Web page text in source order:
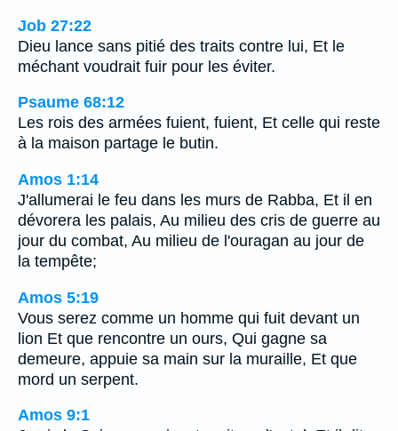
Job 27:22
Dieu lance sans pitié des traits contre lui, Et le
méchant voudrait fuir pour les éviter.
Psaume 68:12
Les rois des armées fuient, fuient, Et celle qui reste
à la maison partage le butin.
Amos 1:14
J'allumerai le feu dans les murs de Rabba, Et il en
dévorera les palais, Au milieu des cris de guerre au
jour du combat, Au milieu de l'ouragan au jour de
la tempête;
Amos 5:19
Vous serez comme un homme qui fuit devant un
lion Et que rencontre un ours, Qui gagne sa
demeure, appuie sa main sur la muraille, Et que
mord un serpent.
Amos 9:1